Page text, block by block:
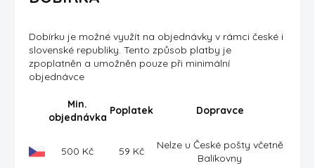
Dobírku je možné využít na objednávky v rámci české i
slovenské republiky. Tento způsob platby je
zpoplatněn a umožněn pouze při minimální
objednávce
Min.
objednávka
Poplatek Dopravce
500 Kč 59 Kč
Nelze u České pošty včetně
Balíkovny